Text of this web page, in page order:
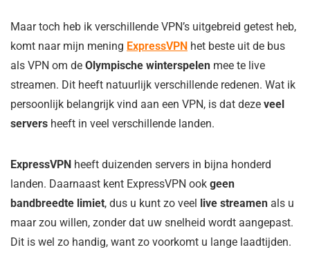
Maar toch heb ik verschillende VPN’s uitgebreid getest heb,
komt naar mijn mening ExpressVPN het beste uit de bus
als VPN om de Olympische winterspelen mee te live
streamen. Dit heeft natuurlijk verschillende redenen. Wat ik
persoonlijk belangrijk vind aan een VPN, is dat deze veel
servers heeft in veel verschillende landen.
ExpressVPN heeft duizenden servers in bijna honderd
landen. Daarnaast kent ExpressVPN ook geen
bandbreedte limiet, dus u kunt zo veel live streamen als u
maar zou willen, zonder dat uw snelheid wordt aangepast.
Dit is wel zo handig, want zo voorkomt u lange laadtijden.